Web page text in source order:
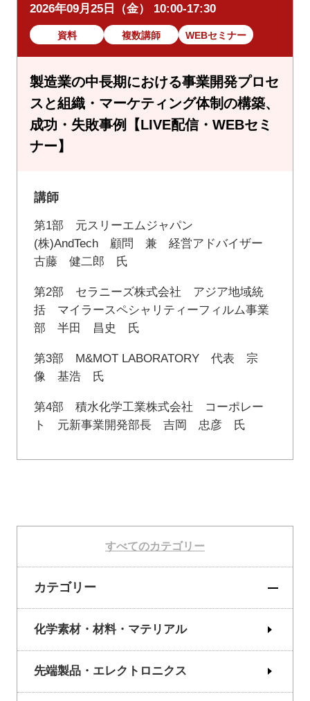
2026年09月25日（金） 10:00-17:30
資料 複数講師 WEBセミナー
製造業の中長期における事業開発プロセ
スと組織・マーケティング体制の構築、
成功・失敗事例【LIVE配信・WEBセミ
ナー】
講師
第1部 元スリーエムジャパン
(株)AndTech 顧問 兼 経営アドバイザー
古藤 健二郎 氏
第2部 セラニーズ株式会社 アジア地域統
括 マイラースペシャリティーフィルム事業
部 半田 昌史 氏
第3部 M&MOT LABORATORY 代表 宗
像 基浩 氏
第4部 積水化学工業株式会社 コーポレー
ト 元新事業開発部長 吉岡 忠彦 氏
すべてのカテゴリー
カテゴリー
化学素材・材料・マテリアル
先端製品・エレクトロニクス